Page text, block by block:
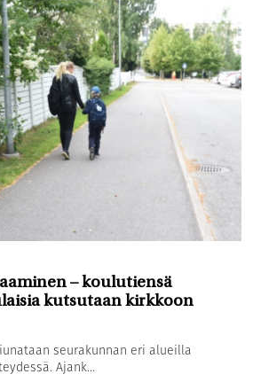
– koulutiensä
kutsutaan kirkkoon
seurakunnan eri alueilla
Ajank...